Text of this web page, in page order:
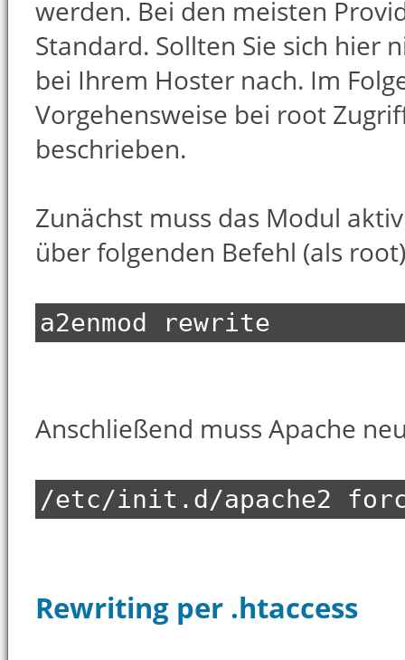
werden. Bei den meisten
Standard. Sollten Sie sich hier
bei Ihrem Hoster nach. Im
Vorgehensweise bei root
beschrieben.
Zunächst muss das Modul
über folgenden Befehl (als
a2enmod rewrite
Anschließend muss Apache
/etc/init.d/apache2
Rewriting per .htaccess